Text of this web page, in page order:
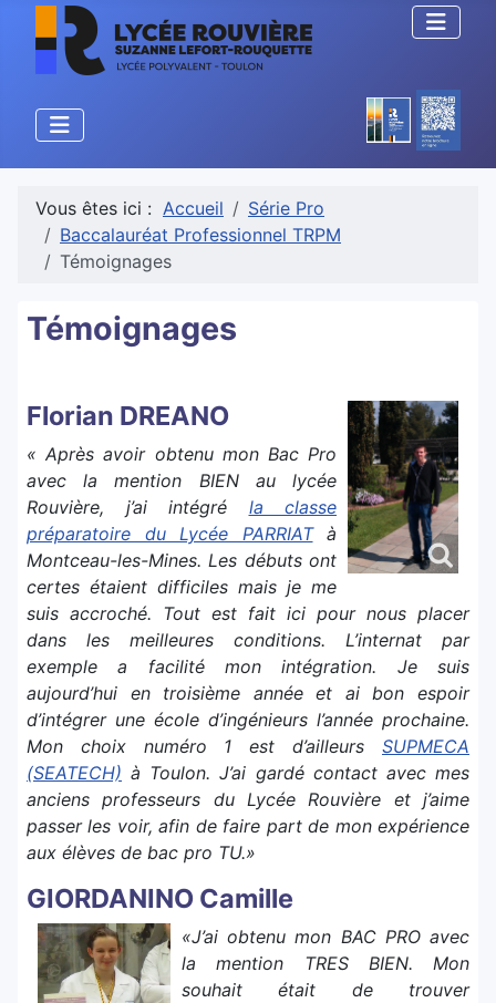
Vous êtes ici : Accueil
Série Pro
Baccalauréat Professionnel TRPM
Témoignages
Témoignages
Florian DREANO
« Après avoir obtenu mon Bac Pro
avec la mention BIEN au lycée
Rouvière, j’ai intégré la classe
préparatoire du Lycée PARRIATà
Montceau-les-Mines. Les débuts ont
certes étaient difficiles mais je me
suis accroché. Tout est fait ici pour nous placer
dans les meilleures conditions. L’internat par
exemple a facilité mon intégration. Je suis
aujourd’hui en troisième année et ai bon espoir
d’intégrer une école d’ingénieurs l’année prochaine.
Mon choix numéro 1 est d’ailleurs SUPMECA
(SEATECH) à Toulon. J’ai gardé contact avec mes
anciens professeurs du Lycée Rouvière et j’aime
passer les voir, afin de faire part de mon expérience
aux élèves de bac pro TU.»
GIORDANINO Camille
«J’ai obtenu mon BAC PRO avec
la mention TRES BIEN. Mon
souhait était de trouver